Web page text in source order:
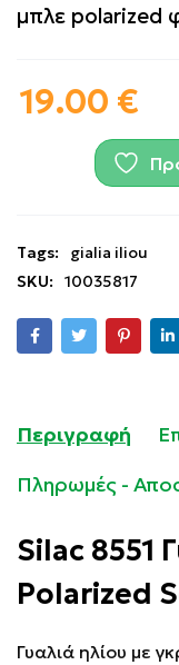
μπλε polarized
19.00 €
Tags:
gialia iliou
SKU:
10035817
Περιγραφή
Πληρωμές -
Silac 8551
Polarized
Γυαλιά ηλίου με